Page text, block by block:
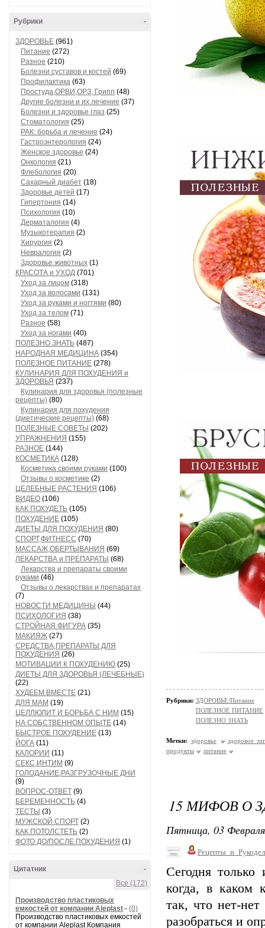
-
Рубрики
ЗДОРОВЬЕ (961)
Питание (272)
Разное (210)
Болезни суставов и костей (69)
Профилактика (63)
Простуда,ОРВИ,ОРЗ, Грипп (48)
Другие болезни и их лечение (37)
Болезни и здоровье глаз (25)
Стоматология (25)
РАК: борьба и лечение (24)
Гастроэнтерология (24)
Женское здоровье (24)
Онкология (21)
Флебология (20)
Сахарный диабет (18)
Здоровье детей (17)
Гипертония (14)
Психология (10)
Дерматалогия (4)
Музыкотерапия (2)
Хирургия (2)
Невралогия (2)
Здоровье животных (1)
КРАСОТА и УХОД (701)
Уход за лицом (318)
Уход за волосами (131)
Уход за руками и ногтями (80)
Уход за телом (71)
Разное (58)
Уход за ногами (40)
ПОЛЕЗНО ЗНАТЬ (487)
НАРОДНАЯ МЕДИЦИНА (354)
ПОЛЕЗНОЕ ПИТАНИЕ (278)
КУЛИНАРИЯ ДЛЯ ПОХУДЕНИЯ и
ЗДОРОВЬЯ (237)
Кулинария для здоровья (полезные
рецепты) (80)
Кулинария для похудения
(диетические рецепты) (68)
ПОЛЕЗНЫЕ СОВЕТЫ (202)
УПРАЖНЕНИЯ (155)
РАЗНОЕ (144)
КОСМЕТИКА (128)
Косметика своими руками (100)
Отзывы о косметике (2)
ЦЕЛЕБНЫЕ РАСТЕНИЯ (106)
ВИДЕО (106)
КАК ПОХУДЕТЬ (105)
ПОХУДЕНИЕ (105)
ДИЕТЫ ДЛЯ ПОХУДЕНИЯ (80)
СПОРТ,ФИТНЕСС (70)
МАССАЖ,ОБЕРТЫВАНИЯ (69)
ЛЕКАРСТВА и ПРЕПАРАТЫ (68)
Лекарства и препараты своими
руками (46)
Отзывы о лекарствах и препаратах
(7)
НОВОСТИ МЕДИЦИНЫ (44)
ПСИХОЛОГИЯ (38)
СТРОЙНАЯ ФИГУРА (35)
МАКИЯЖ (27)
СРЕДСТВА,ПРЕПАРАТЫ ДЛЯ
ПОХУДЕНИЯ (26)
МОТИВАЦИИ К ПОХУДЕНИЮ (25)
ДИЕТЫ ДЛЯ ЗДОРОВЬЯ (ЛЕЧЕБНЫЕ)
(22)
ХУДЕЕМ ВМЕСТЕ (21)
ДЛЯ МАМ (19)
ЦЕЛЛЮЛИТ И БОРЬБА С НИМ (15)
НА СОБСТВЕННОМ ОПЫТЕ (14)
БЫСТРОЕ ПОХУДЕНИЕ (13)
ЙОГА (11)
КАЛОРИИ (11)
СЕКС,ИНТИМ (9)
ГОЛОДАНИЕ,РАЗГРУЗОЧНЫЕ ДНИ
(9)
ВОПРОС-ОТВЕТ (9)
БЕРЕМЕННОСТЬ (4)
ТЕСТЫ (3)
МУЖСКОЙ СПОРТ (2)
КАК ПОТОЛСТЕТЬ (2)
ФОТО ДО/ПОСЛЕ ПОХУДЕНИЯ (1)
-
Цитатник
Все (172)
Производство пластиковых
емкостей от компании Aleplast - (0)
Производство пластиковых емкостей
от компании Aleplast Компания
Рубрики: ЗДОРОВЬЕ/Питание
ПОЛЕЗНОЕ ПИТАНИЕ
ПОЛЕЗНО ЗНАТЬ
Метки: здоровье
здоровое
продукты
питание
15 МИФОВ О
Пятница, 03
Сегодня
когда, в каком
так, что нет-
разобраться и